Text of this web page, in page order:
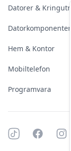
Datorer &
Datorkomponenter
Hem & Kontor
Mobiltelefon
Programvara
Tiktok Facebook